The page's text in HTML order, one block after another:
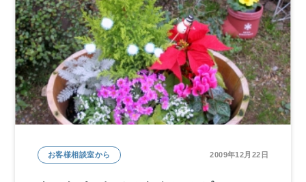
お客様相談室から 2009年12月22日